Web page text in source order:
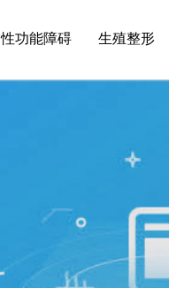
性功能障碍 生殖整形